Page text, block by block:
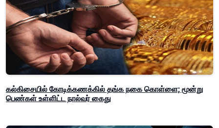
கல்கிசையில் கோடிக்கணக்கில் தங்க நகை கொள்ளை; மூன்று
பெண்கள் உள்ளிட்ட நால்வர் கைது